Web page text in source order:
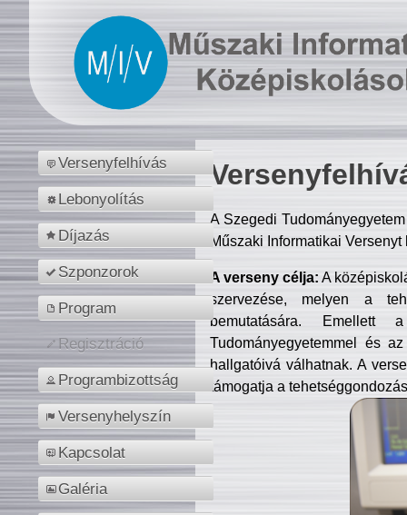
Versenyfelhívás
Lebonyolítás
Díjazás
Szponzorok
Program
Regisztráció
Programbizottság
Versenyhelyszín
Kapcsolat
Galéria
A Szegedi
Műszaki Informatikai
A verseny célja: A
szervezése, melyen a
bemutatására. Emellett
Tudományegyetemmel és
hallgatóivá válhatnak. A
támogatja a